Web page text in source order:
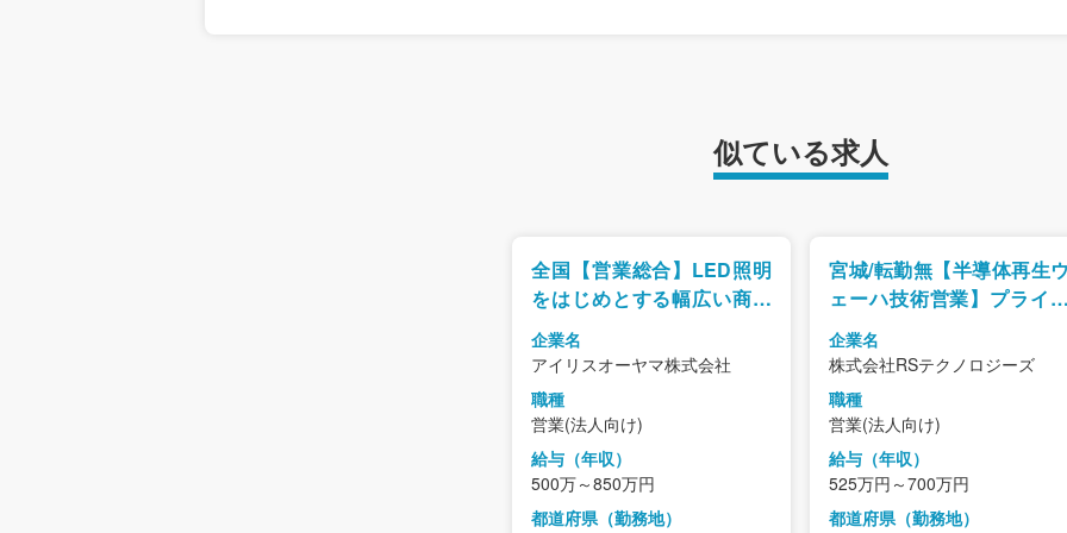
似ている求人
全国【営業総合】LED照明
をはじめとする幅広い商材
の営業
企業名
アイリスオーヤマ株式会社
職種
営業(法人向け)
給与（年収）
500万～850万円
都道府県（勤務地）
宮城/転勤無【半導体再生ウ
ェーハ技術営業】プライム
上場/シリコンウェーハ再生
事業で世界TOPシェア
企業名
株式会社RSテクノロジーズ
職種
営業(法人向け)
給与（年収）
525万円～700万円
都道府県（勤務地）